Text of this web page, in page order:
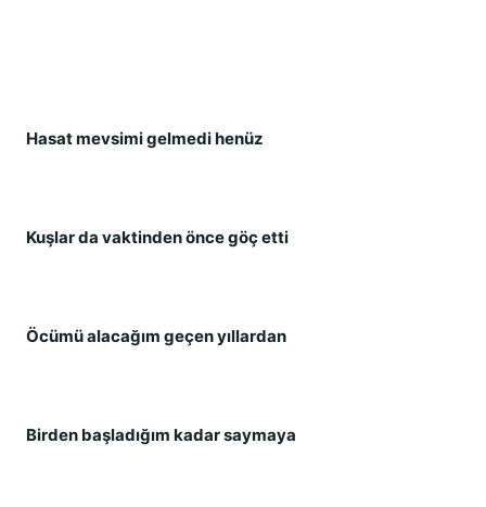
Hasat mevsimi gelmedi henüz
Kuşlar da vaktinden önce göç etti
Öcümü alacağım geçen yıllardan
Birden başladığım kadar saymaya